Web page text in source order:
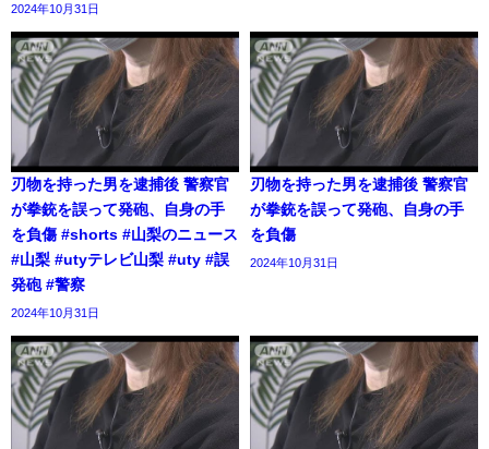
2024年10月31日
刃物を持った男を逮捕後 警察官
が拳銃を誤って発砲、自身の手
を負傷 #shorts #山梨のニュース
#山梨 #utyテレビ山梨 #uty #誤
発砲 #警察
2024年10月31日
刃物を持った男を逮捕後 警察官
が拳銃を誤って発砲、自身の手
を負傷
2024年10月31日